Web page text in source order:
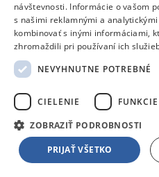
Xavax Comfort
Skladom 1 kus
12,08 €
Xavax Basic
13,90 €
Xavax turbo hubica (turbo kefa)
Skladom 1 kus
21,47 €
návštevnosti. Informácie o vašom
s našimi reklamnými a
kombinovať s inými informáciami,
zhromaždili pri používaní ich
NEVYHNUTNE POTREBNÉ
CIELENIE FUNKCIE
ZOBRAZIŤ PODROBNOSTI
PRIJAŤ VŠETKO